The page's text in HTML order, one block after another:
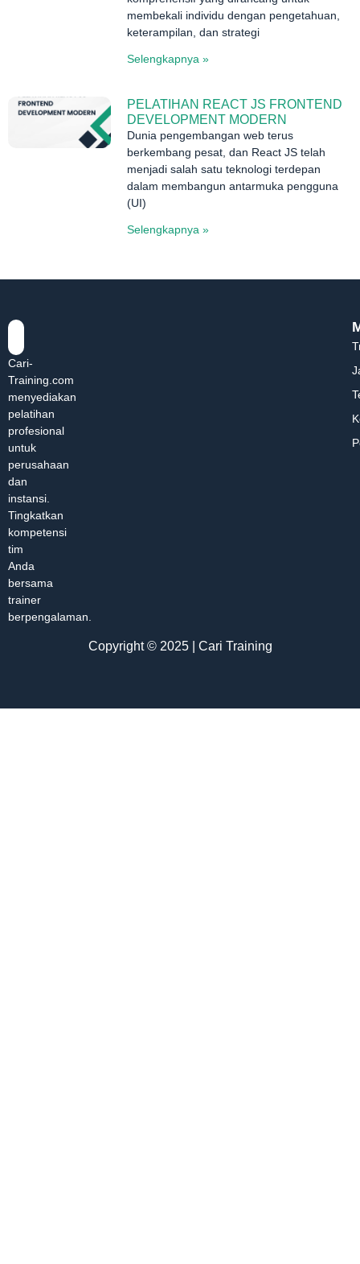
membekali individu dengan pengetahuan,
keterampilan, dan strategi
Selengkapnya »
PELATIHAN REACT JS FRONTEND
DEVELOPMENT MODERN
Dunia pengembangan web terus
berkembang pesat, dan React JS telah
menjadi salah satu teknologi terdepan
dalam membangun antarmuka pengguna
(UI)
Selengkapnya »
Cari-
Training.com
menyediakan
pelatihan
profesional
untuk
perusahaan
dan
instansi.
Tingkatkan
kompetensi
tim
Anda
bersama
trainer
berpengalaman.
Copyright © 2025 | Cari Training